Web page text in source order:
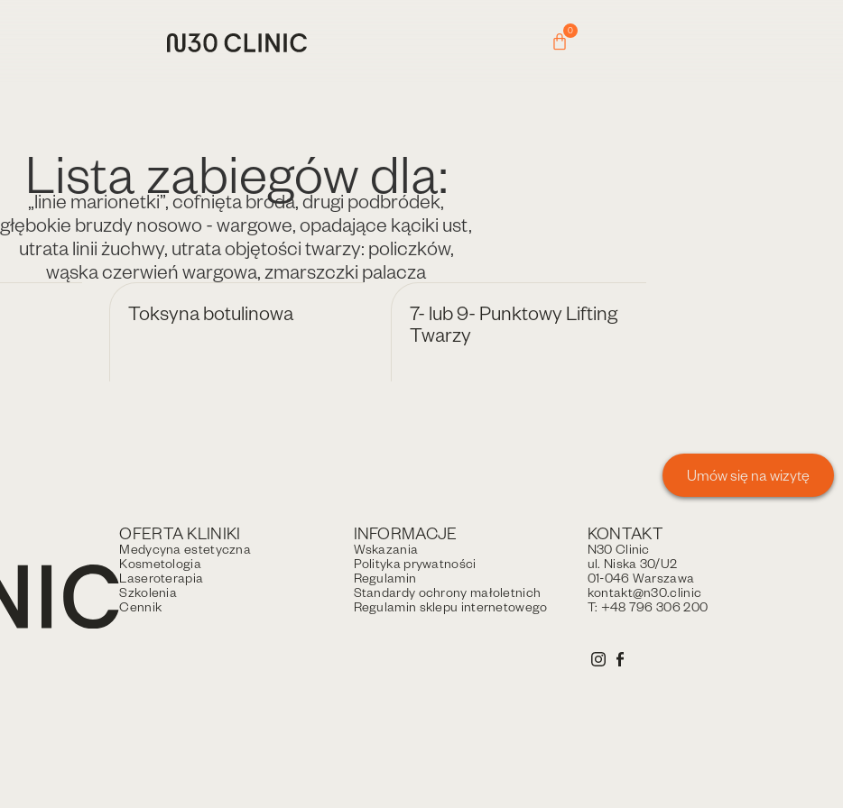
0
Lista zabiegów dla:
„linie marionetki”,cofnięta broda,drugi podbródek,
głębokie bruzdy nosowo - wargowe,opadające kąciki ust,
utrata linii żuchwy, utrata objętości twarzy: policzków,
wąska czerwień wargowa, zmarszczki palacza
Toksyna botulinowa
7- lub 9- Punktowy Lifting
Twarzy
Umów się na wizytę
OFERTA KLINIKI
Medycyna estetyczna
Kosmetologia
Laseroterapia
Szkolenia
Cennik
INFORMACJE
Wskazania
Polityka prywatności
Regulamin
Standardy ochrony małoletnich
Regulamin sklepu internetowego
KONTAKT
N30 Clinic
ul. Niska 30/U2
01-046 Warszawa
kontakt@n30.clinic
T: +48 796 306 200